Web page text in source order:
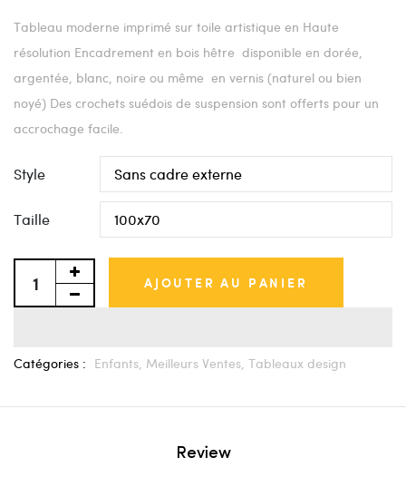
Tableau moderne imprimé sur toile artistique en Haute
résolution Encadrement en bois hêtre disponible en dorée,
argentée, blanc, noire ou même en vernis (naturel ou bien
noyé) Des crochets suédois de suspension sont offerts pour un
accrochage facile.
Style
Taille
AJOUTER AU PANIER
Catégories : Enfants, Meilleurs Ventes, Tableaux design
Review